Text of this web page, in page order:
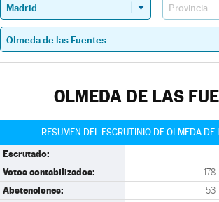
OLMEDA DE LAS
RESUMEN DEL ESCRUTINIO DE OLMEDA DE
Escrutado:
Votos contabilizados: 178
Abstenciones: 53